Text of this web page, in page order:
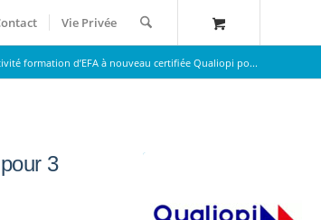
Vie Privée
formation d’EFA à nouveau certifiée Qualiopi po...
3